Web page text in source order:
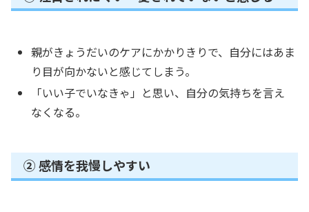
親がきょうだいのケアにかかりきりで、自分にはあま
り目が向かないと感じてしまう。
「いい子でいなきゃ」と思い、自分の気持ちを言え
なくなる。
② 感情を我慢しやすい